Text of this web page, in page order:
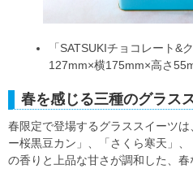
「SATSUKIチョコレート&
127mm×横175mm×高さ
春を感じる三種のグラス
春限定で登場するグラススイーツ
ー桜黒豆カン」、「さくら寒天」
の香りと上品な甘さが調和した、